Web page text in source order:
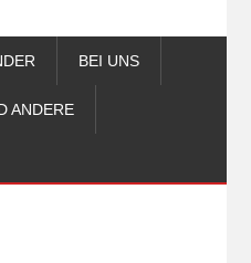
BEI UNS
ANDERE